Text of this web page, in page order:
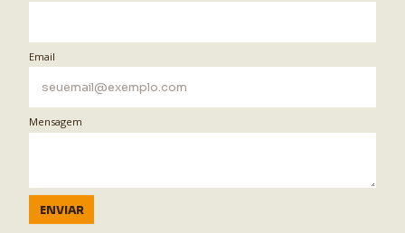
Email
Mensagem
ENVIAR